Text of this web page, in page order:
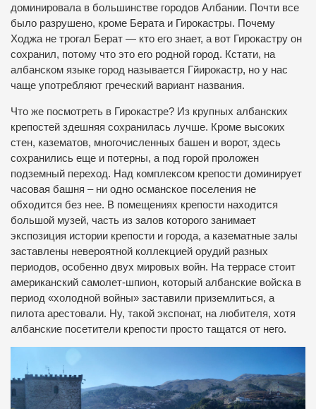
доминировала в большинстве городов Албании. Почти все
было разрушено, кроме Берата и Гирокастры. Почему
Ходжа не трогал Берат — кто его знает, а вот Гирокастру он
сохранил, потому что это его родной город. Кстати, на
албанском языке город называется Гйирокастр, но у нас
чаще употребляют греческий вариант названия.
Что же посмотреть в Гирокастре? Из крупных албанских
крепостей здешняя сохранилась лучше. Кроме высоких
стен, казематов, многочисленных башен и ворот, здесь
сохранились еще и потерны, а под горой проложен
подземный переход. Над комплексом крепости доминирует
часовая башня – ни одно османское поселения не
обходится без нее. В помещениях крепости находится
большой музей, часть из залов которого занимает
экспозиция истории крепости и города, а казематные залы
заставлены невероятной коллекцией орудий разных
периодов, особенно двух мировых войн. На террасе стоит
американский самолет-шпион, который албанские войска в
период «холодной войны» заставили приземлиться, а
пилота арестовали. Ну, такой экспонат, на любителя, хотя
албанские посетители крепости просто тащатся от него.